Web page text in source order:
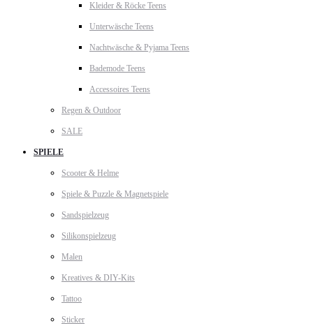
Kleider & Röcke Teens
Unterwäsche Teens
Nachtwäsche & Pyjama Teens
Bademode Teens
Accessoires Teens
Regen & Outdoor
SALE
SPIELE
Scooter & Helme
Spiele & Puzzle & Magnetspiele
Sandspielzeug
Silikonspielzeug
Malen
Kreatives & DIY-Kits
Tattoo
Sticker